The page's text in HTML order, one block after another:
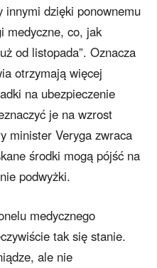
innymi dzięki ponownemu
medyczne, co, jak
od listopada”. Oznacza
otrzymają więcej
na ubezpieczenie
je na wzrost
minister Veryga zwraca
środki mogą pójść na
podwyżki.
medycznego
tak się stanie.
ale nie